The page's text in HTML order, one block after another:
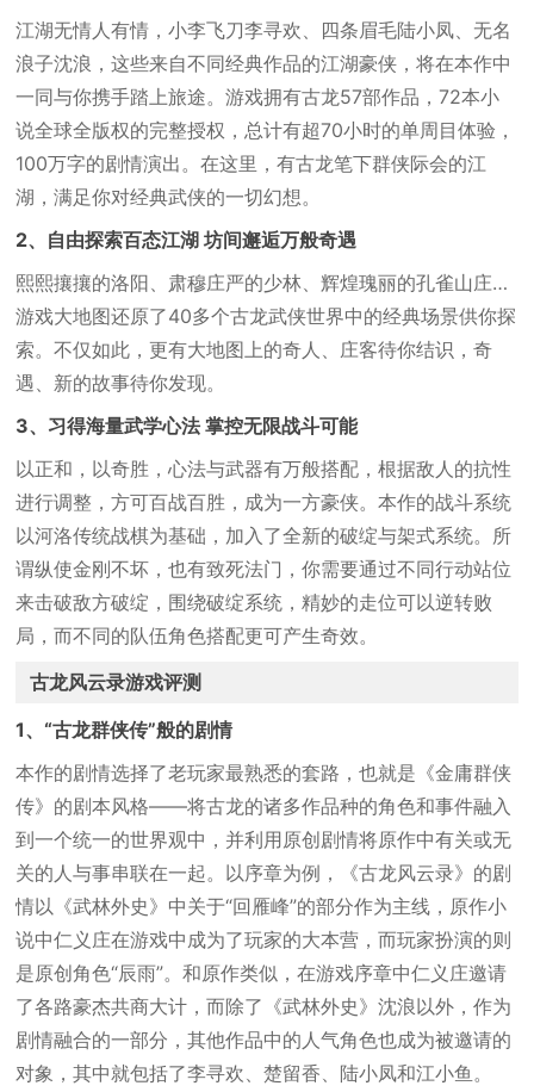
江湖无情人有情，小李飞刀李寻欢、四条眉毛陆小凤、无名
浪子沈浪，这些来自不同经典作品的江湖豪侠，将在本作中
一同与你携手踏上旅途。游戏拥有古龙57部作品，72本小
说全球全版权的完整授权，总计有超70小时的单周目体验，
100万字的剧情演出。在这里，有古龙笔下群侠际会的江
湖，满足你对经典武侠的一切幻想。
2、自由探索百态江湖 坊间邂逅万般奇遇
熙熙攘攘的洛阳、肃穆庄严的少林、辉煌瑰丽的孔雀山庄…
游戏大地图还原了40多个古龙武侠世界中的经典场景供你探
索。不仅如此，更有大地图上的奇人、庄客待你结识，奇
遇、新的故事待你发现。
3、习得海量武学心法 掌控无限战斗可能
以正和，以奇胜，心法与武器有万般搭配，根据敌人的抗性
进行调整，方可百战百胜，成为一方豪侠。本作的战斗系统
以河洛传统战棋为基础，加入了全新的破绽与架式系统。所
谓纵使金刚不坏，也有致死法门，你需要通过不同行动站位
来击破敌方破绽，围绕破绽系统，精妙的走位可以逆转败
局，而不同的队伍角色搭配更可产生奇效。
古龙风云录游戏评测
1、“古龙群侠传”般的剧情
本作的剧情选择了老玩家最熟悉的套路，也就是《金庸群侠
传》的剧本风格——将古龙的诸多作品种的角色和事件融入
到一个统一的世界观中，并利用原创剧情将原作中有关或无
关的人与事串联在一起。以序章为例，《古龙风云录》的剧
情以《武林外史》中关于“回雁峰”的部分作为主线，原作小
说中仁义庄在游戏中成为了玩家的大本营，而玩家扮演的则
是原创角色“辰雨”。和原作类似，在游戏序章中仁义庄邀请
了各路豪杰共商大计，而除了《武林外史》沈浪以外，作为
剧情融合的一部分，其他作品中的人气角色也成为被邀请的
对象，其中就包括了李寻欢、楚留香、陆小凤和江小鱼。